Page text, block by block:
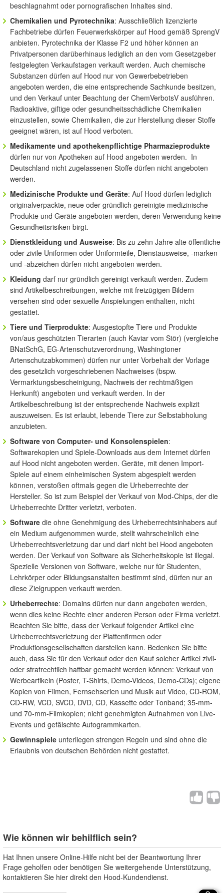
beschlagnahmt oder pornografischen Inhaltes sind.
Chemikalien und Pyrotechnika: Ausschließlich lizenzierte
Fachbetriebe dürfen Feuerwerkskörper auf Hood gemäß SprengV
anbieten. Pyrotechnika der Klasse F2 und höher können an
Privatpersonen darüberhinaus lediglich an den vom Gesetzgeber
festgelegten Verkaufstagen verkauft werden. Auch chemische
Substanzen dürfen auf Hood nur von Gewerbebetrieben
angeboten werden, die eine entsprechende Sachkunde besitzen,
und den Verkauf unter Beachtung der ChemVerbotsV ausführen.
Radioaktive, giftige oder gesundheitsschädliche Chemikalien
einzustellen, sowie Chemikalien, die zur Herstellung dieser Stoffe
geeignet wären, ist auf Hood verboten.
Medikamente und apothekenpflichtige Pharmazieprodukte
dürfen nur von Apotheken auf Hood angeboten werden. In
Deutschland nicht zugelassenen Stoffe dürfen nicht angeboten
werden.
Medizinische Produkte und Geräte: Auf Hood dürfen lediglich
originalverpackte, neue oder gründlich gereinigte medizinische
Produkte und Geräte angeboten werden, deren Verwendung keine
Gesundheitsrisiken birgt.
Dienstkleidung und Ausweise: Bis zu zehn Jahre alte öffentliche
oder zivile Uniformen oder Uniformteile, Dienstausweise, -marken
und -abzeichen dürfen nicht angeboten werden.
Kleidung darf nur gründlich gereinigt verkauft werden. Zudem
sind Artikelbeschreibungen, welche mit freizügigen Bildern
versehen sind oder sexuelle Anspielungen enthalten, nicht
gestattet.
Tiere und Tierprodukte: Ausgestopfte Tiere und Produkte
von/aus geschützten Tierarten (auch Kaviar vom Stör) (vergleiche
BNatSchG, EG-Artenschutzverordnung, Washingtoner
Artenschutzabkommen) dürfen nur unter Vorbehalt der Vorlage
des gesetzlich vorgeschriebenen Nachweises (bspw.
Vermarktungsbescheinigung, Nachweis der rechtmäßigen
Herkunft) angeboten und verkauft werden. In der
Artikelbeschreibung ist der entsprechende Nachweis explizit
auszuweisen. Es ist erlaubt, lebende Tiere zur Selbstabholung
anzubieten.
Software von Computer- und Konsolenspielen:
Softwarekopien und Spiele-Downloads aus dem Internet dürfen
auf Hood nicht angeboten werden. Geräte, mit denen Import-
Spiele auf einem einheimischen System abgespielt werden
können, verstoßen oftmals gegen die Urheberrechte der
Hersteller. So ist zum Beispiel der Verkauf von Mod-Chips, der die
Urheberrechte Dritter verletzt, verboten.
Software die ohne Genehmigung des Urheberrechtsinhabers auf
ein Medium aufgenommen wurde, stellt wahrscheinlich eine
Urheberrechtsverletzung dar und darf nicht bei Hood angeboten
werden. Der Verkauf von Software als Sicherheitskopie ist illegal.
Spezielle Versionen von Software, welche nur für Studenten,
Lehrkörper oder Bildungsanstalten bestimmt sind, dürfen nur an
diese Zielgruppen verkauft werden.
Urheberrechte: Domains dürfen nur dann angeboten werden,
wenn dies keine Rechte einer anderen Person oder Firma verletzt.
Beachten Sie bitte, dass der Verkauf folgender Artikel eine
Urheberrechtsverletzung der Plattenfirmen oder
Produktionsgesellschaften darstellen kann. Bedenken Sie bitte
auch, dass Sie für den Verkauf oder den Kauf solcher Artikel zivil-
oder strafrechtlich haftbar gemacht werden können: Verkauf von
Werbeartikeln (Poster, T-Shirts, Demo-Videos, Demo-CDs); eigene
Kopien von Filmen, Fernsehserien und Musik auf Video, CD-ROM,
CD-RW, VCD, SVCD, DVD, CD, Kassette oder Tonband; 35-mm-
und 70-mm-Filmkopien; nicht genehmigten Aufnahmen von Live-
Events und gefälschte Autogrammkarten.
Gewinnspiele unterliegen strengen Regeln und sind ohne die
Erlaubnis von deutschen Behörden nicht gestattet.
Wie können wir behilflich sein?
Hat Ihnen unsere Online-Hilfe nicht bei der Beantwortung Ihrer
Frage geholfen oder benötigen Sie weitergehende Unterstützung,
kontaktieren Sie hier direkt den Hood-Kundendienst.